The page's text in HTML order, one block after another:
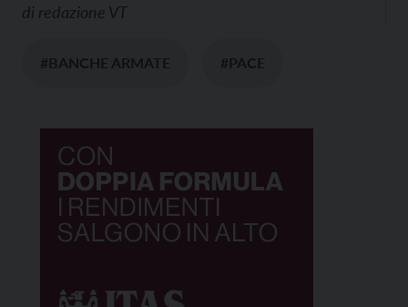
di redazione VT
#BANCHE ARMATE #PACE